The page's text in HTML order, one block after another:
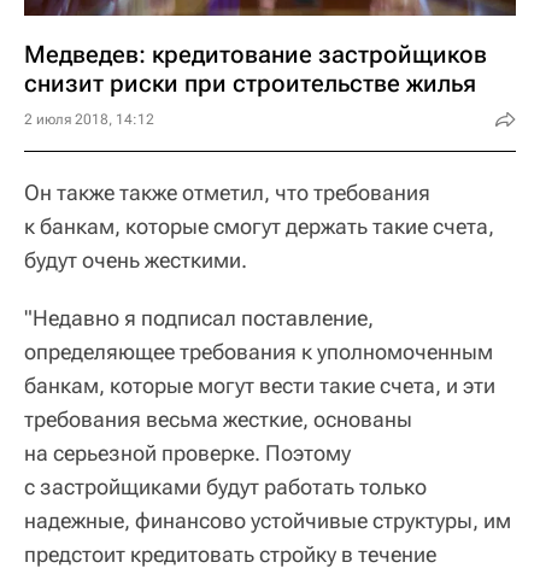
Медведев: кредитование застройщиков
снизит риски при строительстве жилья
2 июля 2018, 14:12
Он также также отметил, что требования
к банкам, которые смогут держать такие счета,
будут очень жесткими.
"Недавно я подписал поставление,
определяющее требования к уполномоченным
банкам, которые могут вести такие счета, и эти
требования весьма жесткие, основаны
на серьезной проверке. Поэтому
с застройщиками будут работать только
надежные, финансово устойчивые структуры, им
предстоит кредитовать стройку в течение